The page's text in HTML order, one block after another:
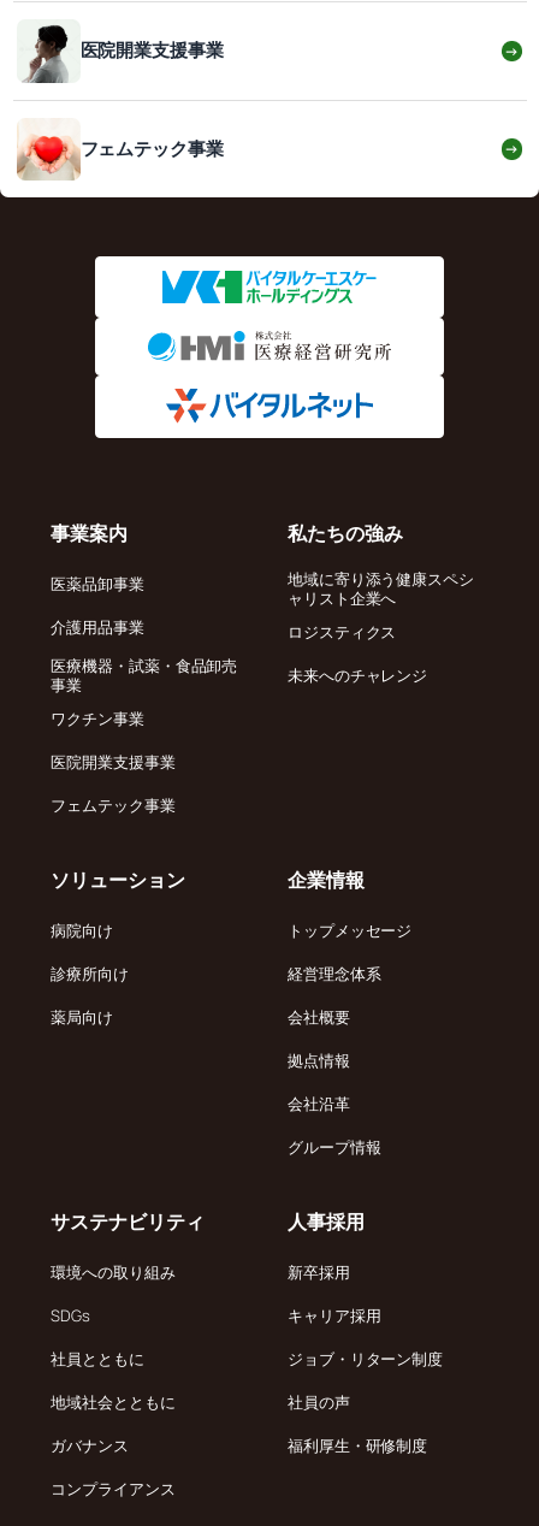
医院開業支援事業 →
フェムテック事業 →
事業案内
医薬品卸事業
介護用品事業
医療機器・試薬・食品卸売
事業
ワクチン事業
医院開業支援事業
フェムテック事業
私たちの強み
地域に寄り添う健康スペシ
ャリスト企業へ
ロジスティクス
未来へのチャレンジ
ソリューション
病院向け
診療所向け
薬局向け
企業情報
トップメッセージ
経営理念体系
会社概要
拠点情報
会社沿革
グループ情報
サステナビリティ
環境への取り組み
SDGs
社員とともに
地域社会とともに
ガバナンス
コンプライアンス
人事採用
新卒採用
キャリア採用
ジョブ・リターン制度
社員の声
福利厚生・研修制度